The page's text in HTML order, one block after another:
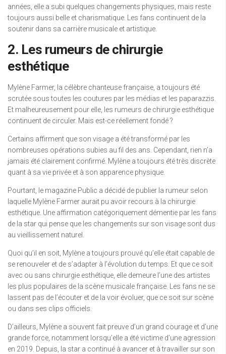
années, elle a subi quelques changements physiques, mais reste
toujours aussi belle et charismatique. Les fans continuent de la
soutenir dans sa carrière musicale et artistique.
2. Les rumeurs de chirurgie
esthétique
Mylène Farmer, la célèbre chanteuse française, a toujours été
scrutée sous toutes les coutures par les médias et les paparazzis.
Et malheureusement pour elle, les rumeurs de chirurgie esthétique
continuent de circuler. Mais est-ce réellement fondé ?
Certains affirment que son visage a été transformé par les
nombreuses opérations subies au fil des ans. Cependant, rien n’a
jamais été clairement confirmé. Mylène a toujours été très discrète
quant à sa vie privée et à son apparence physique.
Pourtant, le magazine Public a décidé de publier la rumeur selon
laquelle Mylène Farmer aurait pu avoir recours à la chirurgie
esthétique. Une affirmation catégoriquement démentie par les fans
de la star qui pense que les changements sur son visage sont dus
au vieillissement naturel.
Quoi qu’il en soit, Mylène a toujours prouvé qu’elle était capable de
se renouveler et de s’adapter à l’évolution du temps. Et que ce soit
avec ou sans chirurgie esthétique, elle demeure l’une des artistes
les plus populaires de la scène musicale française. Les fans ne se
lassent pas de l’écouter et de la voir évoluer, que ce soit sur scène
ou dans ses clips officiels.
D’ailleurs, Mylène a souvent fait preuve d’un grand courage et d’une
grande force, notamment lorsqu’elle a été victime d’une agression
en 2019. Depuis, la star a continué à avancer et à travailler sur son